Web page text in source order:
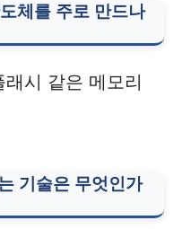
체를 주로 만드나
시 같은 메모리
기술은 무엇인가